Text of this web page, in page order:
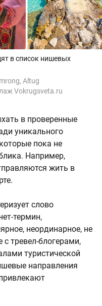
в список нишевых
Altug
Vokrugsveta.ru
в проверенные
уникального
пока не
Например,
жить в
слово
термин,
неординарное, не
с тревел-блогерами,
туристической
направления